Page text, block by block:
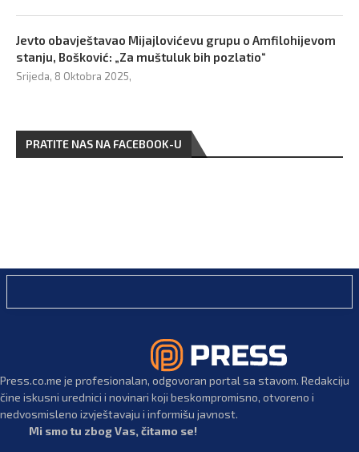
Jevto obavještavao Mijajlovićevu grupu o Amfilohijevom
stanju, Bošković: „Za muštuluk bih pozlatio“
Srijeda, 8 Oktobra 2025,
PRATITE NAS NA FACEBOOK-U
Press.co.me je profesionalan, odgovoran portal sa stavom. Redakciju
čine iskusni urednici i novinari koji beskompromisno, otvoreno i
nedvosmisleno izvještavaju i informišu javnost.
Mi smo tu zbog Vas, čitamo se!